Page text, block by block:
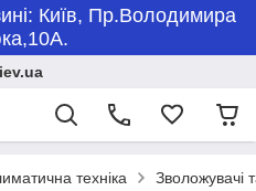
Київ, Пр.Володимира
техніка Зволожувачі